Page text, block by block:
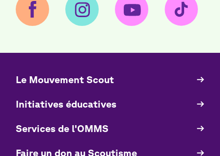
Quick
Le Mouvement Scout
Initiatives éducatives
Services de l'OMMS
Faire un don au Scoutisme